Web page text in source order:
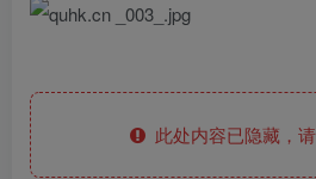
此处内容已隐藏，